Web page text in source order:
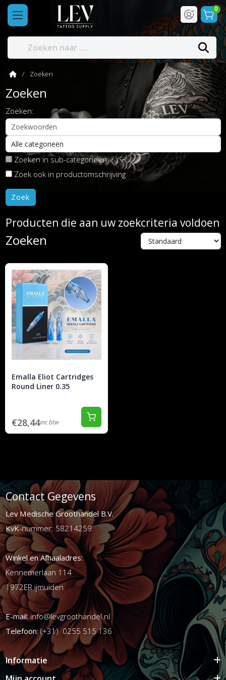
0
Zoeken
Zoeken
Zoeken:
Zoeken in sub-categorieën
Zoek ook in productomschrijving
Producten die aan uw zoekcriteria voldoen
Zoeken
Emalla Eliot Cartridges
Round Liner 0.35
€28,44inc btw
Contact Gegevens
Lev Medische Groothandel B.V.
KvK-nummer: 58214259
Winkel en Afhaaladres:
Kennemerlaan 114
1972ER ijmuiden
E-mail:info@levgroothandel.nl
Telefoon:(+31) 0255 515 136
Informatie